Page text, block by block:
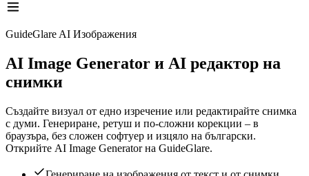
GuideGlare AI Изображения
AI Image Generator и AI редактор на
снимки
Създайте визуал от едно изречение или редактирайте снимка
с думи. Генериране, ретуш и по-сложни корекции – в
браузъра, без сложен софтуер и изцяло на български.
Открийте AI Image Generator на GuideGlare.